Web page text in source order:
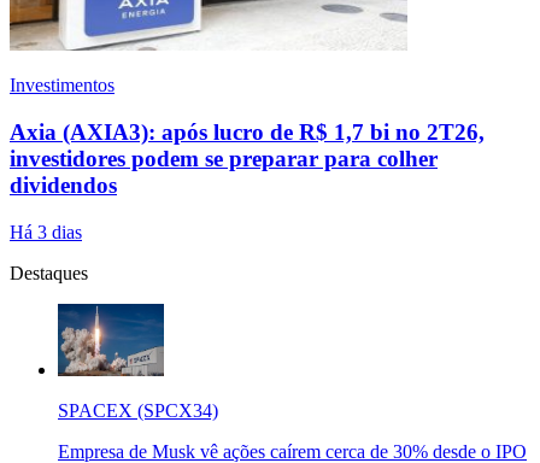
Investimentos
Axia (AXIA3): após lucro de R$ 1,7 bi no 2T26,
investidores podem se preparar para colher
dividendos
Há 3 dias
Destaques
SPACEX (SPCX34)
Empresa de Musk vê ações caírem cerca de 30% desde o IPO